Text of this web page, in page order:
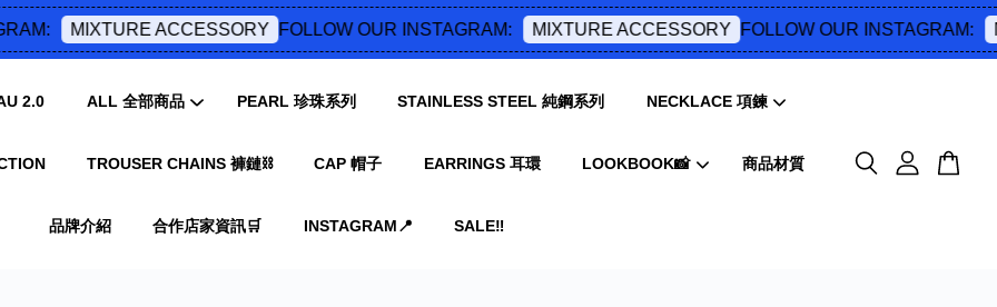
MIXTURE ACCESSORY FOLLOW OUR INSTAGRAM: MIXTURE ACCESSORY FOLLOW OUR INSTAGRAM:
2.0 ALL 全部商品 PEARL 珍珠系列 STAINLESS STEEL 純鋼系列 NECKLACE 項鍊
TROUSER CHAINS 褲鏈⛓️ CAP 帽子 EARRINGS 耳環 LOOKBOOK📸 商品材質
品牌介紹 合作店家資訊🛒 INSTAGRAM📍 SALE‼️